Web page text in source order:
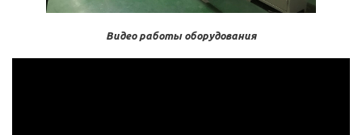
Видео работы оборудования